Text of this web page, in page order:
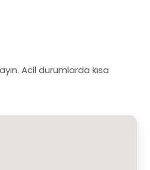
Acil durumlarda kısa